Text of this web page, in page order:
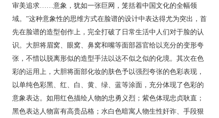
审美追求……意象，犹如一张巨网，笼括着中国文化的全幅领
域。”这种意象性的思维方式在脸谱的设计中表达得尤为突出，首
先在脸谱的造型创作上，完全打破了日常生活中人们对于脸的认
识。大胆将眉窝、眼窝、鼻窝和嘴等面部器官给以充分的变形夸
张，不惜以脱离形似的造型手法以达不似之似的化境。其次在色
彩的运用上，大胆将面部化妆的肤色予以强烈夸张的色彩表现，
以单纯色彩黑、红、白、黄、绿、蓝等涂面，充分体现了色彩的
意象表达。如用红色描绘人物的忠勇义烈；紫色体现忠贞耿直；
黑色表达人物富有高贵品格；水白色暗寓人物生性奸诈、手段狠